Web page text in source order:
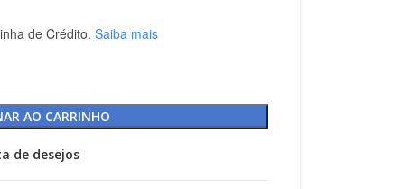
de Crédito. Saiba mais
AO CARRINHO
de desejos